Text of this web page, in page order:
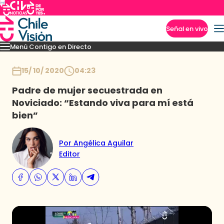
Señal en vivo
Menú Contigo en Directo
Momentos Novedades
15/ 10/ 2020 04:23
Padre de mujer secuestrada en
Noviciado: “Estando viva para mí está
bien”
Por Angélica Aguilar
Editor
Imperdibles